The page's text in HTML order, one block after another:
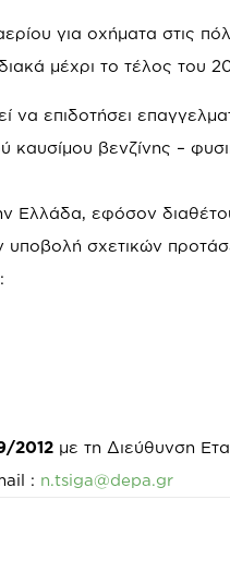
για οχήματα στις
μέχρι το τέλος του
να επιδοτήσει
βενζίνης –
Ελλάδα, εφόσον
υποβολή σχετικών
2012 με τη Διεύθυνση
: n.tsiga@depa.gr